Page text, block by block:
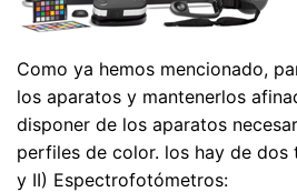
Como ya hemos mencionado,
los aparatos y mantenerlos
disponer de los aparatos
perfiles de color. los hay de
y II) Espectrofotómetros: